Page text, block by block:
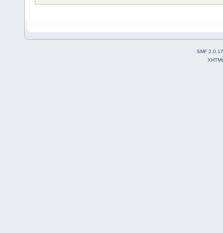
SMF 2.0.17